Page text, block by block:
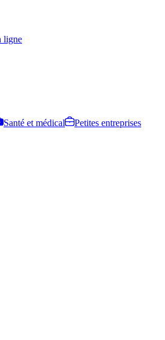
ligne
Santé et médical
Petites entreprises